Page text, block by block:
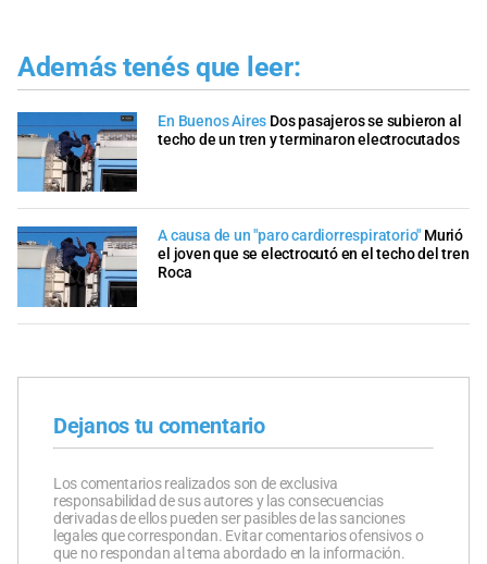
Además tenés que leer:
En Buenos Aires Dos pasajeros se subieron al
techo de un tren y terminaron electrocutados
A causa de un "paro cardiorrespiratorio" Murió
el joven que se electrocutó en el techo del tren
Roca
Dejanos tu comentario
Los comentarios realizados son de exclusiva
responsabilidad de sus autores y las consecuencias
derivadas de ellos pueden ser pasibles de las sanciones
legales que correspondan. Evitar comentarios ofensivos o
que no respondan al tema abordado en la información.